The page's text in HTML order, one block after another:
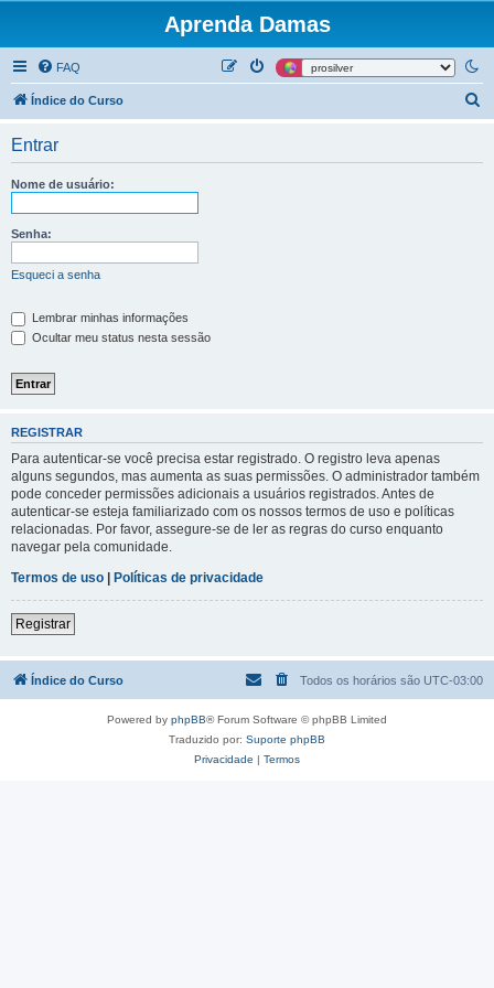
Aprenda Damas
FAQ
Índice do Curso
Entrar
Nome de usuário:
Senha:
Esqueci a senha
Lembrar minhas informações
Ocultar meu status nesta sessão
REGISTRAR
Para autenticar-se você precisa estar registrado. O registro leva apenas
alguns segundos, mas aumenta as suas permissões. O administrador também
pode conceder permissões adicionais a usuários registrados. Antes de
autenticar-se esteja familiarizado com os nossos termos de uso e políticas
relacionadas. Por favor, assegure-se de ler as regras do curso enquanto
navegar pela comunidade.
Termos de uso | Políticas de privacidade
Registrar
Índice do Curso Todos os horários são UTC-03:00
Powered by phpBB® Forum Software © phpBB Limited
Traduzido por: Suporte phpBB
Privacidade | Termos